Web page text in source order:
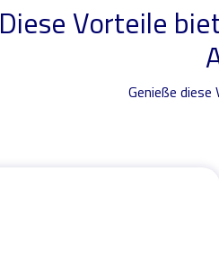
Diese Vorteile
Genieße